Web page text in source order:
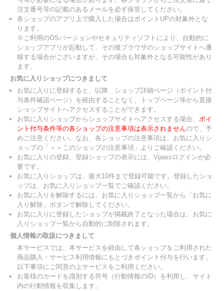
注文番号等の記載のあるメールを必ず保管してください。
各ショップのアプリ上で購入した場合はポイントUPの対象外とな
ります。
※ご利用のOSバージョンやセキュリティソフトにより、自動的に
ショップアプリが起動して、その後ブラウザのショップサイトへ遷
移する場合がございますが、その場合も対象外となる可能性があり
ます。
お気に入りショップにつきまして
お気に入りに登録すると、以降、ショップ詳細ページ（ポイント付
与条件確認ページ）を経由することなく、トップページ等から直接
ショップサイトへアクセスすることができます。
お気に入りショップからショップサイトへアクセスする場合、 ポイ
ント付与条件等の各ショップの注意事項は表示されませんので、予
めご注意ください。なお、各ショップの注意事項は、お気に入りシ
ョップの「＞＞このショップの注意事項」よりご確認ください。
お気に入りの登録、登録ショップの表示には、Vpassログインが必
要です。
お気に入りショップは、最大10件まで登録可能です。登録したショ
ップは、お気に入りショップ一覧でご確認ください。
お気に入りを解除するには、お気に入りショップ一覧から「お気に
入り解除」ボタンで解除してください。
お気に入りに登録したショップが掲載終了となった場合は、お気に
入りショップ一覧から自動的に削除されます。
個人情報の取扱につきまして
本サービスでは、本サービスを経由して各ショップをご利用された
商品購入・サービス利用情報にもとづきポイント付与を行います。
以下事項にご同意の上サービスをご利用ください。
お客様のカードを識別する符号（行動情報のID）を利用し、サイト
内の行動情報を収集します。